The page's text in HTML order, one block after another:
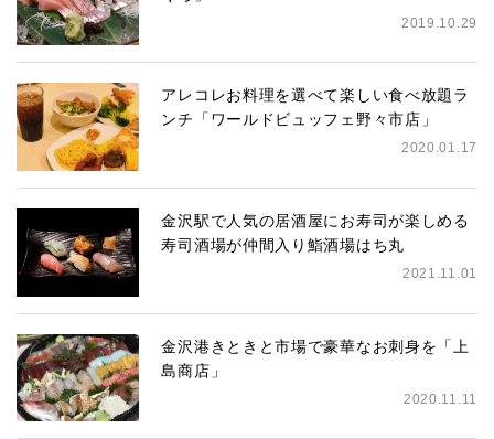
2019.10.29
アレコレお料理を選べて楽しい食べ放題ラ
ンチ「ワールドビュッフェ野々市店」
2020.01.17
金沢駅で人気の居酒屋にお寿司が楽しめる
寿司酒場が仲間入り鮨酒場はち丸
2021.11.01
金沢港きときと市場で豪華なお刺身を「上
島商店」
2020.11.11